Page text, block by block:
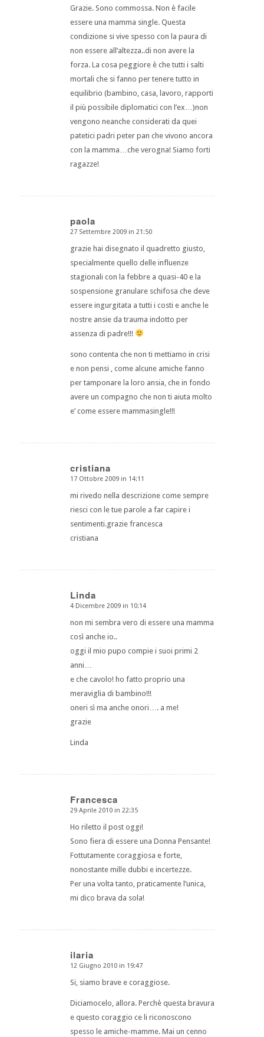
Grazie. Sono commossa. Non è facile
essere una mamma single. Questa
condizione si vive spesso con la paura di
non essere all’altezza..di non avere la
forza. La cosa peggiore è che tutti i salti
mortali che si fanno per tenere tutto in
equilibrio (bambino, casa, lavoro, rapporti
il più possibile diplomatici con l’ex…)non
vengono neanche considerati da quei
patetici padri peter pan che vivono ancora
con la mamma…che verogna! Siamo forti
ragazze!
paola
dice:
27 Settembre 2009 in 21:50
grazie hai disegnato il quadretto giusto,
specialmente quello delle influenze
stagionali con la febbre a quasi-40 e la
sospensione granulare schifosa che deve
essere ingurgitata a tutti i costi e anche le
nostre ansie da trauma indotto per
assenza di padre!!!
sono contenta che non ti mettiamo in crisi
e non pensi , come alcune amiche fanno
per tamponare la loro ansia, che in fondo
avere un compagno che non ti aiuta molto
e’ come essere mammasingle!!!
cristiana
dice:
17 Ottobre 2009 in 14:11
mi rivedo nella descrizione come sempre
riesci con le tue parole a far capire i
sentimenti.grazie francesca
cristiana
Linda
dice:
4 Dicembre 2009 in 10:14
non mi sembra vero di essere una mamma
così anche io..
oggi il mio pupo compie i suoi primi 2
anni…
e che cavolo! ho fatto proprio una
meraviglia di bambino!!!
oneri sì ma anche onori…. a me!
grazie
Linda
Francesca
dice:
29 Aprile 2010 in 22:35
Ho riletto il post oggi!
Sono fiera di essere una Donna Pensante!
Fottutamente coraggiosa e forte,
nonostante mille dubbi e incertezze.
Per una volta tanto, praticamente l’unica,
mi dico brava da sola!
ilaria
dice:
12 Giugno 2010 in 19:47
Si, siamo brave e coraggiose.
Diciamocelo, allora. Perchè questa bravura
e questo coraggio ce li riconoscono
spesso le amiche-mamme. Mai un cenno